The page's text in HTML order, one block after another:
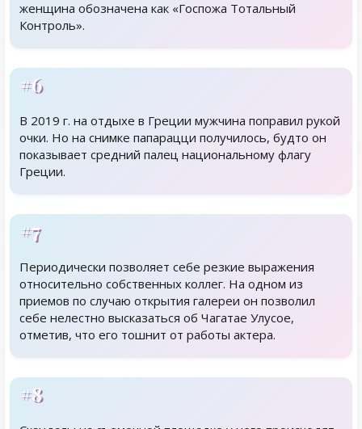
женщина обозначена как «Госпожа Тотальный
Контроль».
#6
В 2019 г. на отдыхе в Греции мужчина поправил рукой
очки. Но на снимке папарацци получилось, будто он
показывает средний палец национальному флагу
Греции.
#7
Периодически позволяет себе резкие выражения
относительно собственных коллег. На одном из
приемов по случаю открытия галереи он позволил
себе нелестно высказаться об Чагатае Улусое,
отметив, что его тошнит от работы актера.
#8